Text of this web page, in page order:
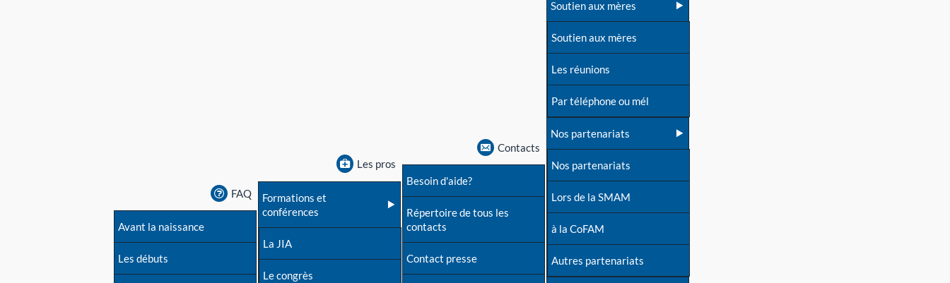
FAQ
Avant la naissance
Les débuts
Les pros
Formations et
conférences
La JIA
Le congrès
Contacts
Besoin d'aide?
Répertoire de tous les
contacts
Contact presse
Soutien aux mères
Soutien aux mères
Les réunions
Par téléphone ou mél
Nos partenariats
Nos partenariats
Lors de la SMAM
à la CoFAM
Autres partenariats